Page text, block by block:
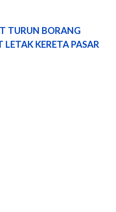
TURUN BORANG
LETAK KERETA PASAR